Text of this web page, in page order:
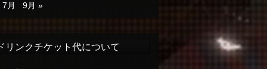
7月
9月 »
リンクチケット代について